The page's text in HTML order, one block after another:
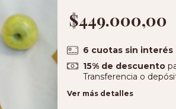
$449.000,00
6 cuotas sin interés
15% de descuento
Transferencia o
Ver más detalles